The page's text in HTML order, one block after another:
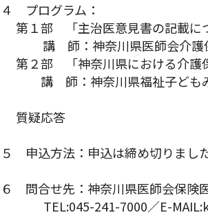
４ プログラム：
第１部 「主治医意見書の記載に
講 師：神奈川県医師会
第２部 「神奈川県における介護
講 師：神奈川県福祉子ども
質疑応答
５ 申込方法：申込は締め切りました
６ 問合せ先：神奈川県医師会保険
TEL:045-241-7000／E-